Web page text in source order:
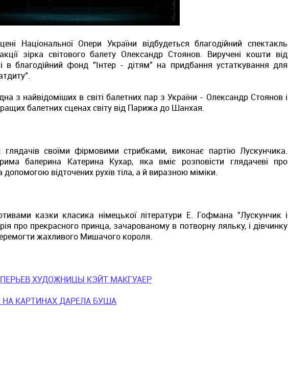
Національної Опери України відбудеться благодійний спектакль
зірка світового балету Олександр Стоянов. Виручені кошти від
в благодійний фонд "Інтер - дітям" на придбання устаткування для
з найвідоміших в світі балетних пар з України - Олександр Стоянов і
балетних сценах світу від Парижа до Шанхая.
своїми фірмовими стрибками, виконає партію Лускунчика.
балерина Катерина Кухар, яка вміє розповісти глядачеві про
відточених рухів тіла, а й виразною міміки.
казки класика німецької літератури Е. Гофмана "Лускунчик і
про прекрасного принца, зачарованому в потворну ляльку, і дівчинку
жахливого Мишачого короля.
ХУДОЖНИЦЫ КЭЙТ МАКГУАЕР
КАРТИНАХ ДАРЕЛА БУША